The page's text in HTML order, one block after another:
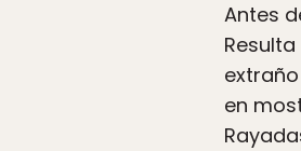
Antes
en